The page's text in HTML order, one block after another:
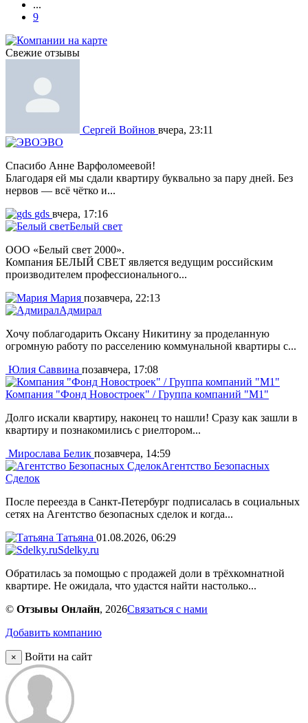
...
9
Свежие отзывы
Сергей Войнов вчера, 23:11
ЭВО
Спасибо Анне Варфоломеевой!
Благодаря ей мы сдали квартиру буквально за пару дней. Без
нервов — всё чётко и...
gds вчера, 17:16
Белый свет
ООО «Белый свет 2000».
Компания БЕЛЫЙ СВЕТ является ведущим российским
производителем профессионального...
Мария позавчера, 22:13
Адмирал
Хочу поблагодарить Оксану Никитину за проделанную
огромную работу по расселению коммунальной квартиры с...
Юлия Саввина позавчера, 17:08
Компания "Фонд Новостроек" / Группа компаний "М1"
Долго искали квартиру, наконец то нашли! Сразу как зашли в
квартиру и познакомились с риелтором...
Мирослава Белик позавчера, 14:59
Агентство Безопасных
Сделок
После переезда в Санкт-Петербург подписалась в социальных
сетях на Агентство безопасных сделок и когда...
Татьяна 01.08.2026, 06:29
Sdelky.ru
Обратилась за помощью с продажей доли в трёхкомнатной
квартире. Не ожидала, что удастся найти настолько...
© Отзывы Онлайн, 2026Связаться с нами
Добавить компанию
× Войти на сайт